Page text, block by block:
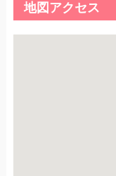
地図アクセス